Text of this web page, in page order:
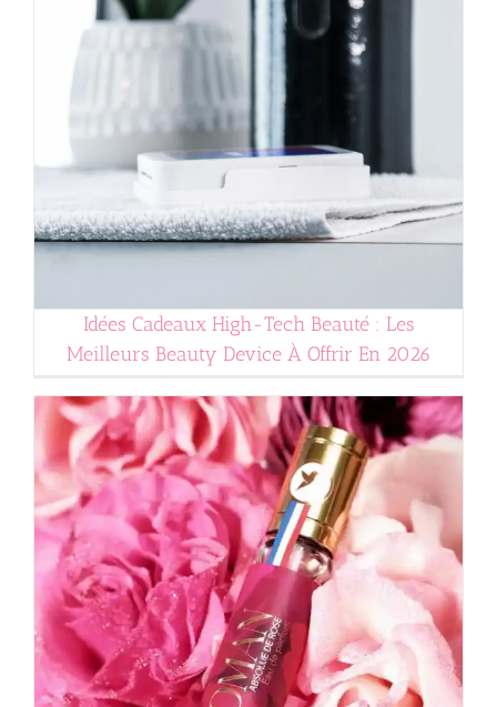
Idées Cadeaux High-Tech Beauté : Les
Meilleurs Beauty Device À Offrir En 2026